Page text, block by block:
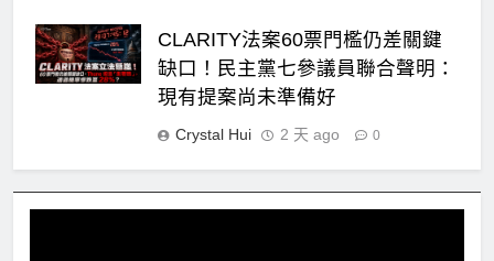
CLARITY法案60票門檻仍差關鍵
缺口！民主黨七參議員聯合聲明：
現有提案尚未準備好
Crystal Hui 2 天 ago 0